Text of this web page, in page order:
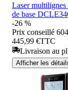
Laser
de base
-26 %
Prix conseillé
445,99 €TTC
Livraison au
Afficher les